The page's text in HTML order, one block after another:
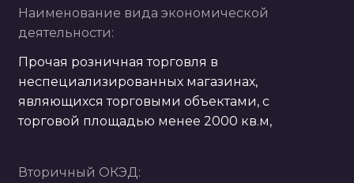
Наименование вида экономической
деятельности:
Прочая розничная торговля в
неспециализированных магазинах,
являющихся торговыми объектами, с
торговой площадью менее 2000 кв.м,
Вторичный ОКЭД: